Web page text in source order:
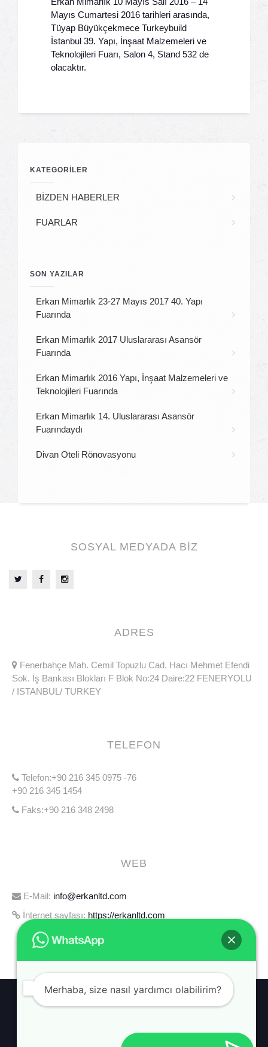
Mayıs Cumartesi 2016 tarihleri arasında,
Tüyap Büyükçekmece Turkeybuild
İstanbul 39. Yapı, İnşaat Malzemeleri ve
Teknolojileri Fuarı, Salon 4, Stand 532 de
olacaktır.
KATEGORİLER
BİZDEN HABERLER
FUARLAR
SON YAZILAR
Erkan Mimarlık 23-27 Mayıs 2017 40. Yapı
Fuarında
Erkan Mimarlık 2017 Uluslararası Asansör
Fuarında
Erkan Mimarlık 2016 Yapı, İnşaat Malzemeleri ve
Teknolojileri Fuarında
Erkan Mimarlık 14. Uluslararası Asansör
Fuarındaydı
Divan Oteli Rönovasyonu
SOSYAL MEDYADA BİZ
ADRES
Fenerbahçe Mah. Cemil Topuzlu Cad. Hacı Mehmet Efendi
Sok. İş Bankası Blokları F Blok No:24 Daire:22 FENERYOLU
/ ISTANBUL/ TURKEY
TELEFON
Telefon:+90 216 345 0975 -76
+90 216 345 1454
Faks:+90 216 348 2498
WEB
E-Mail: info@erkanltd.com
İnternet sayfası: https://erkanltd.com
HABERLER
İLETIŞIM
Merhaba, size nasıl yardımcı olabilirim?